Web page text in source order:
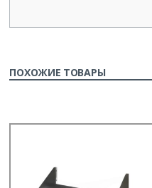
ПОХОЖИЕ ТОВАРЫ